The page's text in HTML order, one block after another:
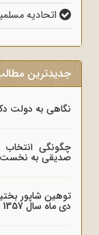
اتحادیه
جدیدترین
نگاهی به دولت
چگونگی
صدیقی به نخست
توهین شاپور
دی ماه سال 1357